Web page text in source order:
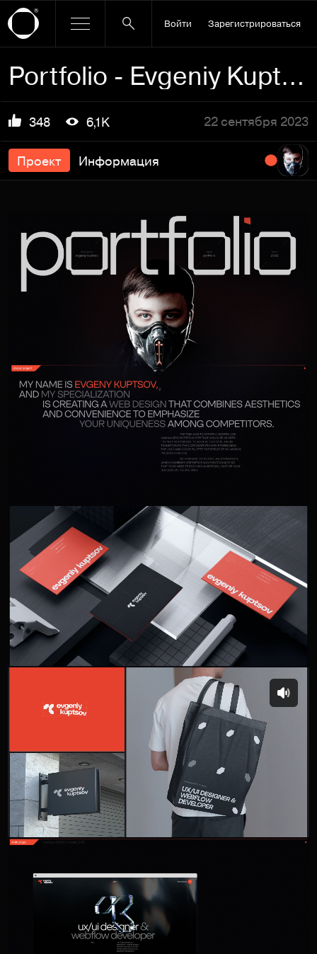
Войти Зарегистрироваться
Portfolio - Evgeniy Kuptsov
348 6,1K 22 сентября 2023
Проект Информация